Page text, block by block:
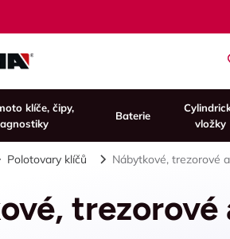
klíče, čipy,
Baterie
vložky
Polotovary klíčů Nábytkové, trezorové